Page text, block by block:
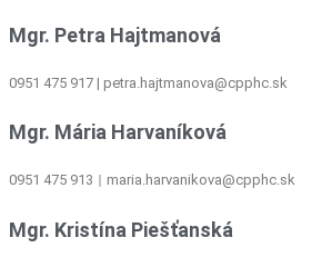
Mgr. Petra Hajtmanová
0951 475 917 | petra.hajtmanova@cpphc.sk
Mgr. Mária Harvaníková
0951 475 913 maria.harvanikova@cpphc.sk
Mgr. Kristína Piešťanská